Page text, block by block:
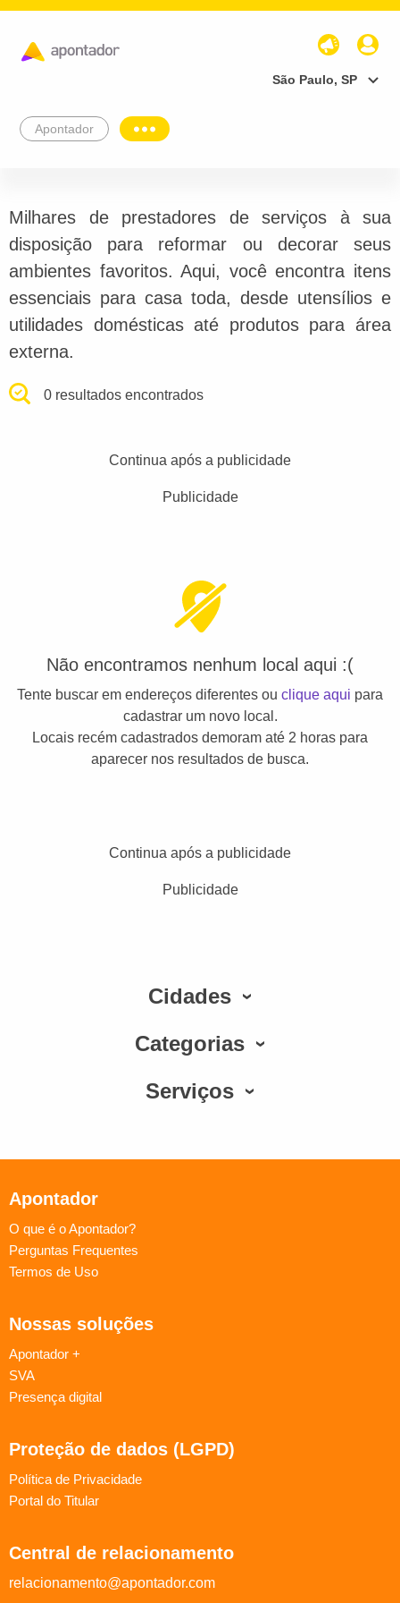
São Paulo, SP
Apontador
Milhares de prestadores de serviços à sua
disposição para reformar ou decorar seus
ambientes favoritos. Aqui, você encontra itens
essenciais para casa toda, desde utensílios e
utilidades domésticas até produtos para área
externa.
0 resultados encontrados
Continua após a publicidade
Publicidade
Não encontramos nenhum local aqui :(
Tente buscar em endereços diferentes ou clique aqui para
cadastrar um novo local.
Locais recém cadastrados demoram até 2 horas para
aparecer nos resultados de busca.
Continua após a publicidade
Publicidade
Cidades
Categorias
Serviços
Apontador
O que é o Apontador?
Perguntas Frequentes
Termos de Uso
Nossas soluções
Apontador +
SVA
Presença digital
Proteção de dados (LGPD)
Política de Privacidade
Portal do Titular
Central de relacionamento
relacionamento@apontador.com